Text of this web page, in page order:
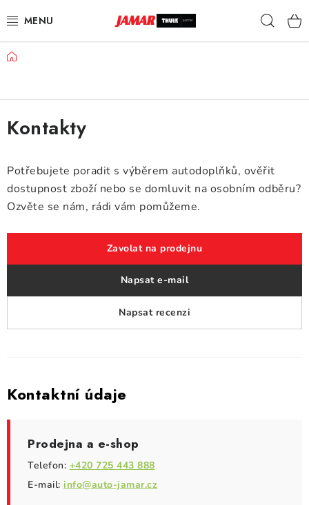
na
STŘEŠNÍ NOSIČE
STŘEŠNÍ BOXY
KOČÁRKY
DĚTSKÉ ZBOŽÍ
OSTATNÍ NOSIČE
STŘEŠNÍ KOŠE
Domů
Kontakty
Potřebujete poradit s výběrem autodoplňků, ověřit
dostupnost zboží nebo se domluvit na osobním odběru?
Ozvěte se nám, rádi vám pomůžeme.
Zavolat na prodejnu
Napsat e-mail
Napsat recenzi
Kontaktní údaje
Prodejna a e-shop
Telefon: +420 725 443 888
E-mail: info@auto-jamar.cz